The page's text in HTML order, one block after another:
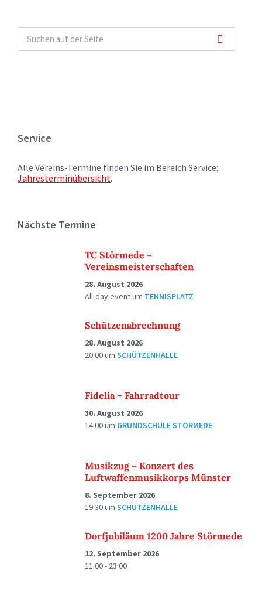
Service
Alle Vereins-Termine finden Sie im Bereich Service:
Jahresterminübersicht.
Nächste Termine
TC Störmede –
Vereinsmeisterschaften
28. August 2026
All-day eventum TENNISPLATZ
Schützenabrechnung
28. August 2026
20:00um SCHÜTZENHALLE
Fidelia – Fahrradtour
30. August 2026
14:00um GRUNDSCHULE STÖRMEDE
Musikzug – Konzert des
Luftwaffenmusikkorps Münster
8. September 2026
19:30um SCHÜTZENHALLE
Dorfjubiläum 1200 Jahre Störmede
12. September 2026
11:00 - 23:00